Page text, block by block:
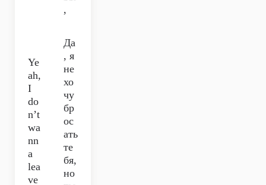
,
Ye
ah,
I
do
n’t
wa
nn
a
lea
ve
Да
, я
не
хо
чу
бр
ос
ать
те
бя,
но